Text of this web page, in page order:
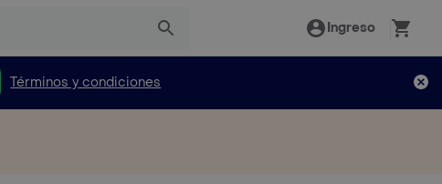
Ingreso
Términos y condiciones